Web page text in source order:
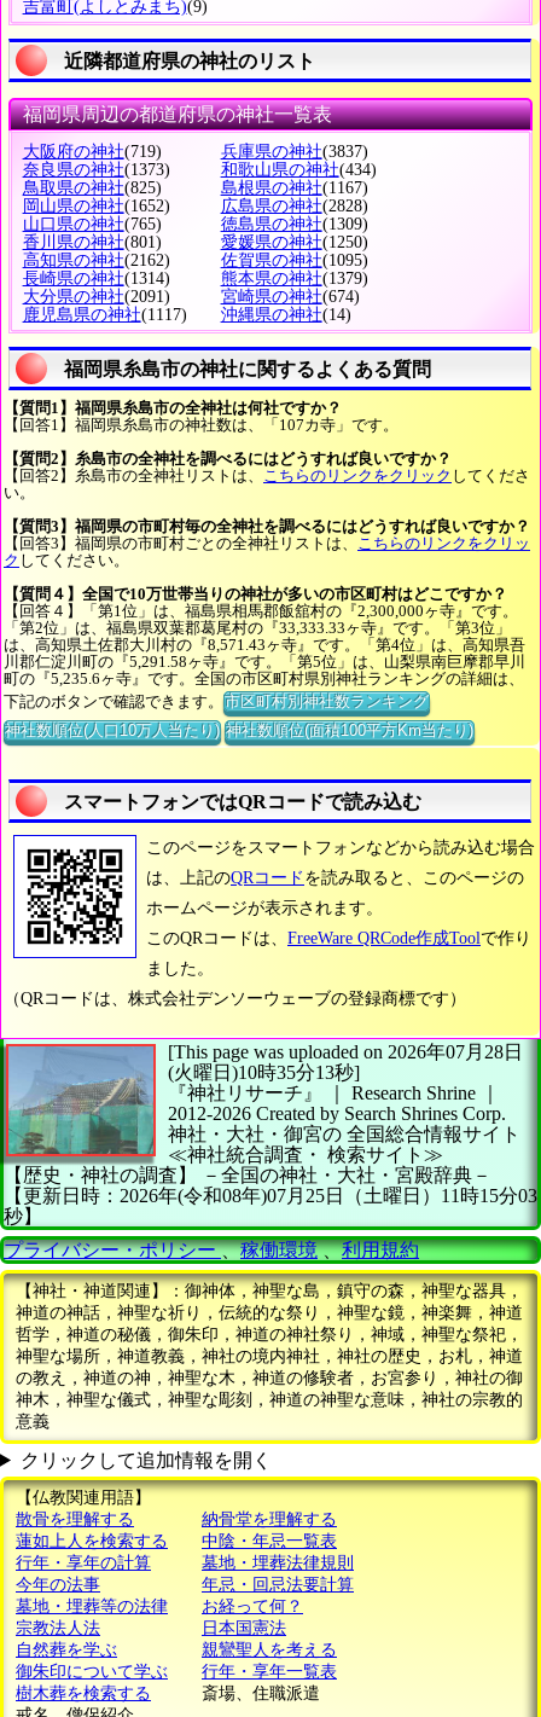
吉富町 (よしとみまち)(9)
近隣都道府県の神社のリスト
福岡県周辺の都道府県の神社一覧表
大阪府の神社(719) 兵庫県の神社(3837)
奈良県の神社(1373) 和歌山県の神社(434)
鳥取県の神社(825) 島根県の神社(1167)
岡山県の神社(1652) 広島県の神社(2828)
山口県の神社(765) 徳島県の神社(1309)
香川県の神社(801) 愛媛県の神社(1250)
高知県の神社(2162) 佐賀県の神社(1095)
長崎県の神社(1314) 熊本県の神社(1379)
大分県の神社(2091) 宮崎県の神社(674)
鹿児島県の神社(1117) 沖縄県の神社(14)
福岡県糸島市の神社に関するよくある質問
【質問1】福岡県糸島市の全神社は何社ですか？
【回答1】福岡県糸島市の神社数は、「107カ寺」です。
【質問2】糸島市の全神社を調べるにはどうすれば良いですか？
【回答2】糸島市の全神社リストは、
こちらのリンクをクリック してくださ
い。
【質問3】福岡県の市町村毎の全神社を調べるにはどうすれば良いですか？
【回答3】福岡県の市町村ごとの全神社リストは、
こちらのリンクをクリッ
ク してください。
【質問４】全国で10万世帯当りの神社が多いの市区町村はどこですか？
【回答４】「第1位」は、福島県相馬郡飯舘村の『2,300,000ヶ寺』です。
「第2位」は、福島県双葉郡葛尾村の『33,333.33ヶ寺』です。「第3位」
は、高知県土佐郡大川村の『8,571.43ヶ寺』です。「第4位」は、高知県吾
川郡仁淀川町の『5,291.58ヶ寺』です。「第5位」は、山梨県南巨摩郡早川
町の『5,235.6ヶ寺』です。全国の市区町村県別神社ランキングの詳細は、
下記のボタンで確認できます。市区町村別神社数ランキング
神社数順位(人口10万人当たり) 神社数順位(面積100平方Km当たり)
スマートフォンではQRコードで読み込む
このページをスマートフォンなどから読み込む場合
は、上記のQRコード を読み取ると、このページの
ホームページが表示されます。
このQRコードは、 FreeWare QRCode作成Tool で作り
ました。
（QRコードは、株式会社デンソーウェーブの登録商標です）
[This page was uploaded on 2026年07月28日
(火曜日)10時35分13秒]
『神社リサーチ』 ｜ Research Shrine
2012-2026 Created by Search Shrines Corp.
神社・大社・御宮の 全国総合情報サイト
≪神社統合調査・ 検索サイト≫
【歴史・神社の調査】
－全国の神社・大社・宮殿辞典－
【更新日時：2026年(令和08年)07月25日（土曜日）11時15分03
秒】
プライバシー・ポリシー、稼働環境、利用規約
【神社・神道関連】：御神体，神聖な島，鎮守の森，神聖な器具，
神道の神話，神聖な祈り，伝統的な祭り，神聖な鏡，神楽舞，神道
哲学，神道の秘儀，御朱印，神道の神社祭り，神域，神聖な祭祀，
神聖な場所，神道教義，神社の境内神社，神社の歴史，お札，神道
の教え，神道の神，神聖な木，神道の修験者，お宮参り，神社の御
神木，神聖な儀式，神聖な彫刻，神道の神聖な意味，神社の宗教的
意義
クリックして追加情報を開く
【仏教関連用語】
散骨を理解する
納骨堂を理解する
蓮如上人を検索する
中陰・年忌一覧表
行年・享年の計算
墓地・埋葬法律規則
今年の法事
年忌・回忌法要計算
墓地・埋葬等の法律
お経って何？
宗教法人法
日本国憲法
自然葬を学ぶ
親鸞聖人を考える
御朱印について学ぶ
行年・享年一覧表
樹木葬を検索する
斎場、住職派遣